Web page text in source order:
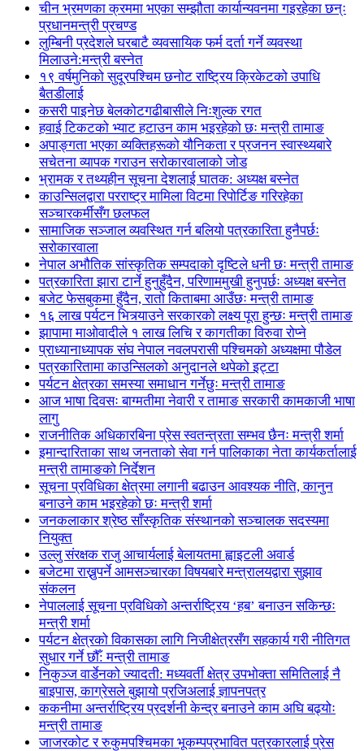
चीन भ्रमणका क्रममा भएका सम्झौता कार्यान्यवनमा गइरहेका छन्ः
प्रधानमन्त्री प्रचण्ड
लुम्बिनी प्रदेशले घरबाटै व्यवसायिक फर्म दर्ता गर्ने व्यवस्था
मिलाउने:मन्त्री बस्नेत
१९ वर्षमुनिको सुदूरपश्चिम छनोट राष्ट्रिय क्रिकेटको उपाधि
बैतडीलाई
कसरी पाइनेछ बेलकोटगढीबासीले निःशुल्क रगत
हवाई टिकटको भ्याट हटाउन काम भइरहेको छः मन्त्री तामाङ
अपाङ्गता भएका व्यक्तिहरूको यौनिकता र प्रजनन स्वास्थ्यबारे
सचेतना व्यापक गराउन सरोकारवालाको जोड
भ्रामक र तथ्यहीन सूचना देशलाई घातक: अध्यक्ष बस्नेत
काउन्सिलद्वारा परराष्ट्र मामिला विटमा रिपोर्टिङ गरिरहेका
सञ्चारकर्मीसँग छलफल
सामाजिक सञ्जाल व्यवस्थित गर्न बलियो पत्रकारिता हुनैपर्छः
सरोकारवाला
नेपाल अभौतिक सांस्कृतिक सम्पदाको दृष्टिले धनी छः मन्त्री तामाङ
पत्रकारिता झारा टार्ने हुनुहुँदैन, परिणाममुखी हुनुपर्छः अध्यक्ष बस्नेत
बजेट फेसबुकमा हुँदैन, रातो किताबमा आउँछः मन्त्री तामाङ
१६ लाख पर्यटन भित्र्याउने सरकारको लक्ष्य पूरा हुन्छः मन्त्री तामाङ
झापामा माओवादीले १ लाख लिचि र कागतीका विरुवा रोप्ने
प्राध्यानाध्यापक संघ नेपाल नवलपरासी पश्चिमको अध्यक्षमा पौडेल
पत्रकारितामा काउन्सिलको अनुदानले थपेको इट्टा
पर्यटन क्षेत्रका समस्या समाधान गर्नेछुः मन्त्री तामाङ
आज भाषा दिवसः बाग्मतीमा नेवारी र तामाङ सरकारी कामकाजी भाषा
लागु
राजनीतिक अधिकारबिना प्रेस स्वतन्त्रता सम्भव छैनः मन्त्री शर्मा
इमान्दारिताका साथ जनताकाे सेवा गर्न पालिकाका नेता कार्यकर्तालाई
मन्त्री तामाङको निर्देशन
सूचना प्रविधिका क्षेत्रमा लगानी बढाउन आवश्यक नीति, कानुन
बनाउने काम भइरहेको छः मन्त्री शर्मा
जनकलाकार श्रेष्ठ साँस्कृतिक संस्थानको सञ्चालक सदस्यमा
नियुक्त
उल्लु संरक्षक राजु आचार्यलाई बेलायतमा ह्वाइटली अवार्ड
बजेटमा राख्नुपर्ने आमसञ्चारका विषयबारे मन्त्रालयद्वारा सुझाव
संकलन
नेपाललाई सूचना प्रविधिको अन्तर्राष्ट्रिय ‘हब’ बनाउन सकिन्छः
मन्त्री शर्मा
पर्यटन क्षेत्रको विकासका लागि निजीक्षेत्रसँग सहकार्य गरी नीतिगत
सुधार गर्ने छौँ: मन्त्री तामाङ
निकुञ्ज वार्डेनको ज्यादती: मध्यवर्ती क्षेत्र उपभोक्ता समितिलाई नै
बाइपास, काग्रेसले बुझायो प्रजिअलाई ज्ञापनपत्र
ककनीमा अन्तर्राष्ट्रिय प्रदर्शनी केन्द्र बनाउने काम अघि बढ्योः
मन्त्री तामाङ
जाजरकोट र रुकुमपश्चिमका भूकम्पप्रभावित पत्रकारलाई प्रेस